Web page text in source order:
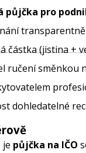
půjčka pro
částka (jistina +
ručení směnkou
dohledatelné
půjčka na IČO